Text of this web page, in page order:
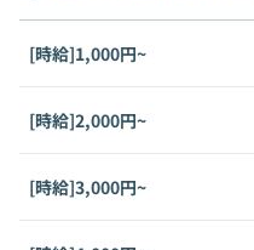
[時給]1,000円~
[時給]2,000円~
[時給]3,000円~